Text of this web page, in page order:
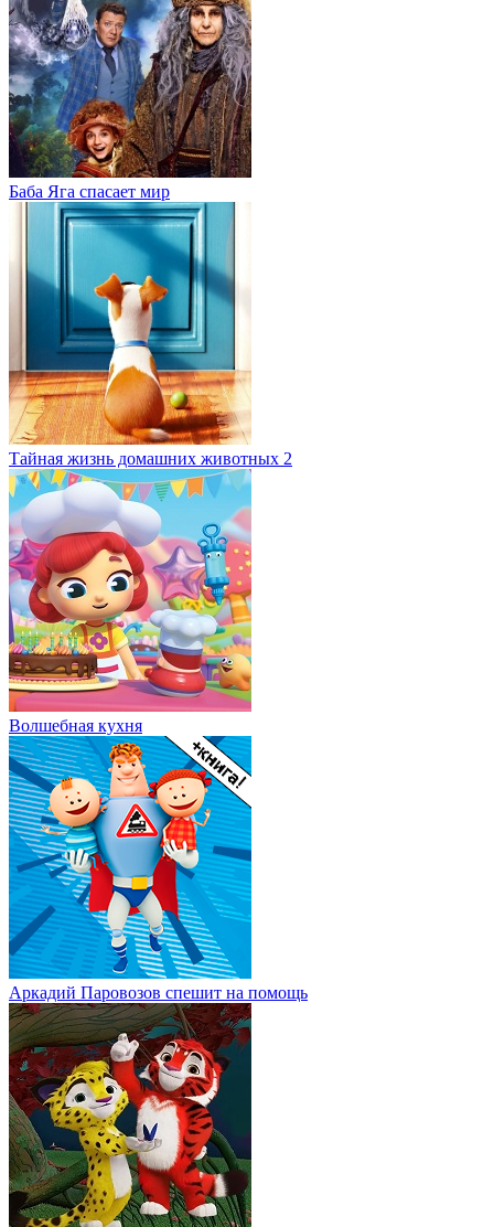
Баба Яга спасает мир
Тайная жизнь домашних животных 2
Волшебная кухня
Аркадий Паровозов спешит на помощь